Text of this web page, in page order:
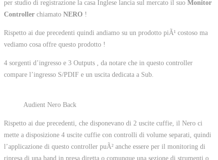
per studio di registrazione la casa Inglese lancia sul mercato il suo Monitor
Controller chiamato NERO !
Rispetto ai due precedenti quindi andiamo su un prodotto piÃ¹ costoso ma
vediamo cosa offre questo prodotto !
4 sorgenti d’ingresso e 3 Outputs , da notare che in questo controller
compare l’ingresso S/PDIF e un uscita dedicata a Sub.
Audient Nero Back
Rispetto ai due precedenti, che disponevano di 2 uscite cuffie, il Nero ci
mette a disposizione 4 uscite cuffie con controlli di volume separati, quindi
l’applicazione di questo controller puÃ² anche essere per il monitoring di
ripresa di una band in presa diretta o comunque una sezione di strumenti o